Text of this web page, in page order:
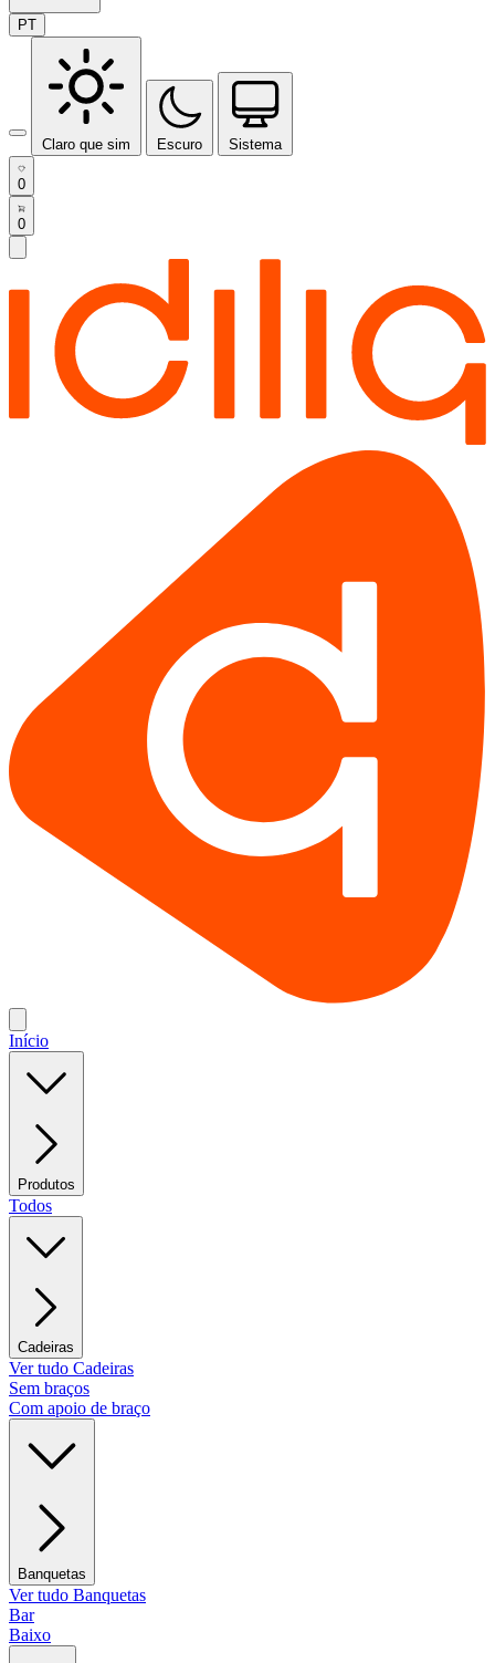
PT
Claro que sim Escuro Sistema
0
0
Início
Produtos
Todos
Cadeiras
Ver tudo Cadeiras
Sem braços
Com apoio de braço
Banquetas
Ver tudo Banquetas
Bar
Baixo